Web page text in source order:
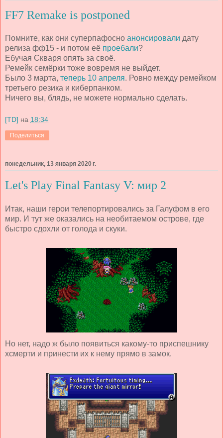
FF7 Remake is postponed
Помните, как они суперпафосно анонсировали дату
релиза фф15 - и потом её проебали?
Ебучая Скваря опять за своё.
Ремейк семёрки тоже вовремя не выйдет.
Было 3 марта, теперь 10 апреля. Ровно между ремейком
третьего резика и киберпанком.
Ничего вы, блядь, не можете нормально сделать.
[TD] на 18:34
Поделиться
понедельник, 13 января 2020 г.
Let's Play Final Fantasy V: мир 2
Итак, наши герои телепортировались за Галуфом в его
мир. И тут же оказались на необитаемом острове, где
быстро сдохли от голода и скуки.
Но нет, надо ж было появиться какому-то приспешнику
хсмерти и принести их к нему прямо в замок.